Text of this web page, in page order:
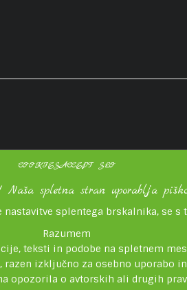
COOKIESACCEPT SLO
Naša spletna stran uporablja
splentega brskalnika, se s
Razumem
teksti in podobe na spletnem
izključno za osebno uporabo
opozorila o avtorskih ali drugih